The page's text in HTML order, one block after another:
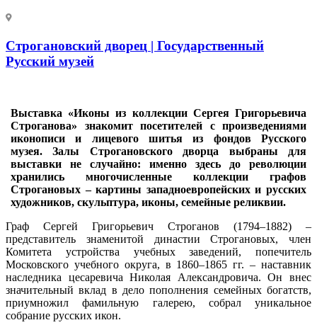
Строгановский дворец | Государственный
Русский музей
Выставка «Иконы из коллекции Сергея Григорьевича
Строганова» знакомит посетителей с произведениями
иконописи и лицевого шитья из фондов Русского
музея. Залы Строгановского дворца выбраны для
выставки не случайно: именно здесь до революции
хранились многочисленные коллекции графов
Строгановых – картины западноевропейских и русских
художников, скульптура, иконы, семейные реликвии.
Граф Сергей Григорьевич Строганов (1794–1882) –
представитель знаменитой династии Строгановых, член
Комитета устройства учебных заведений, попечитель
Московского учебного округа, в 1860–1865 гг. – наставник
наследника цесаревича Николая Александровича. Он внес
значительный вклад в дело пополнения семейных богатств,
приумножил фамильную галерею, собрал уникальное
собрание русских икон.